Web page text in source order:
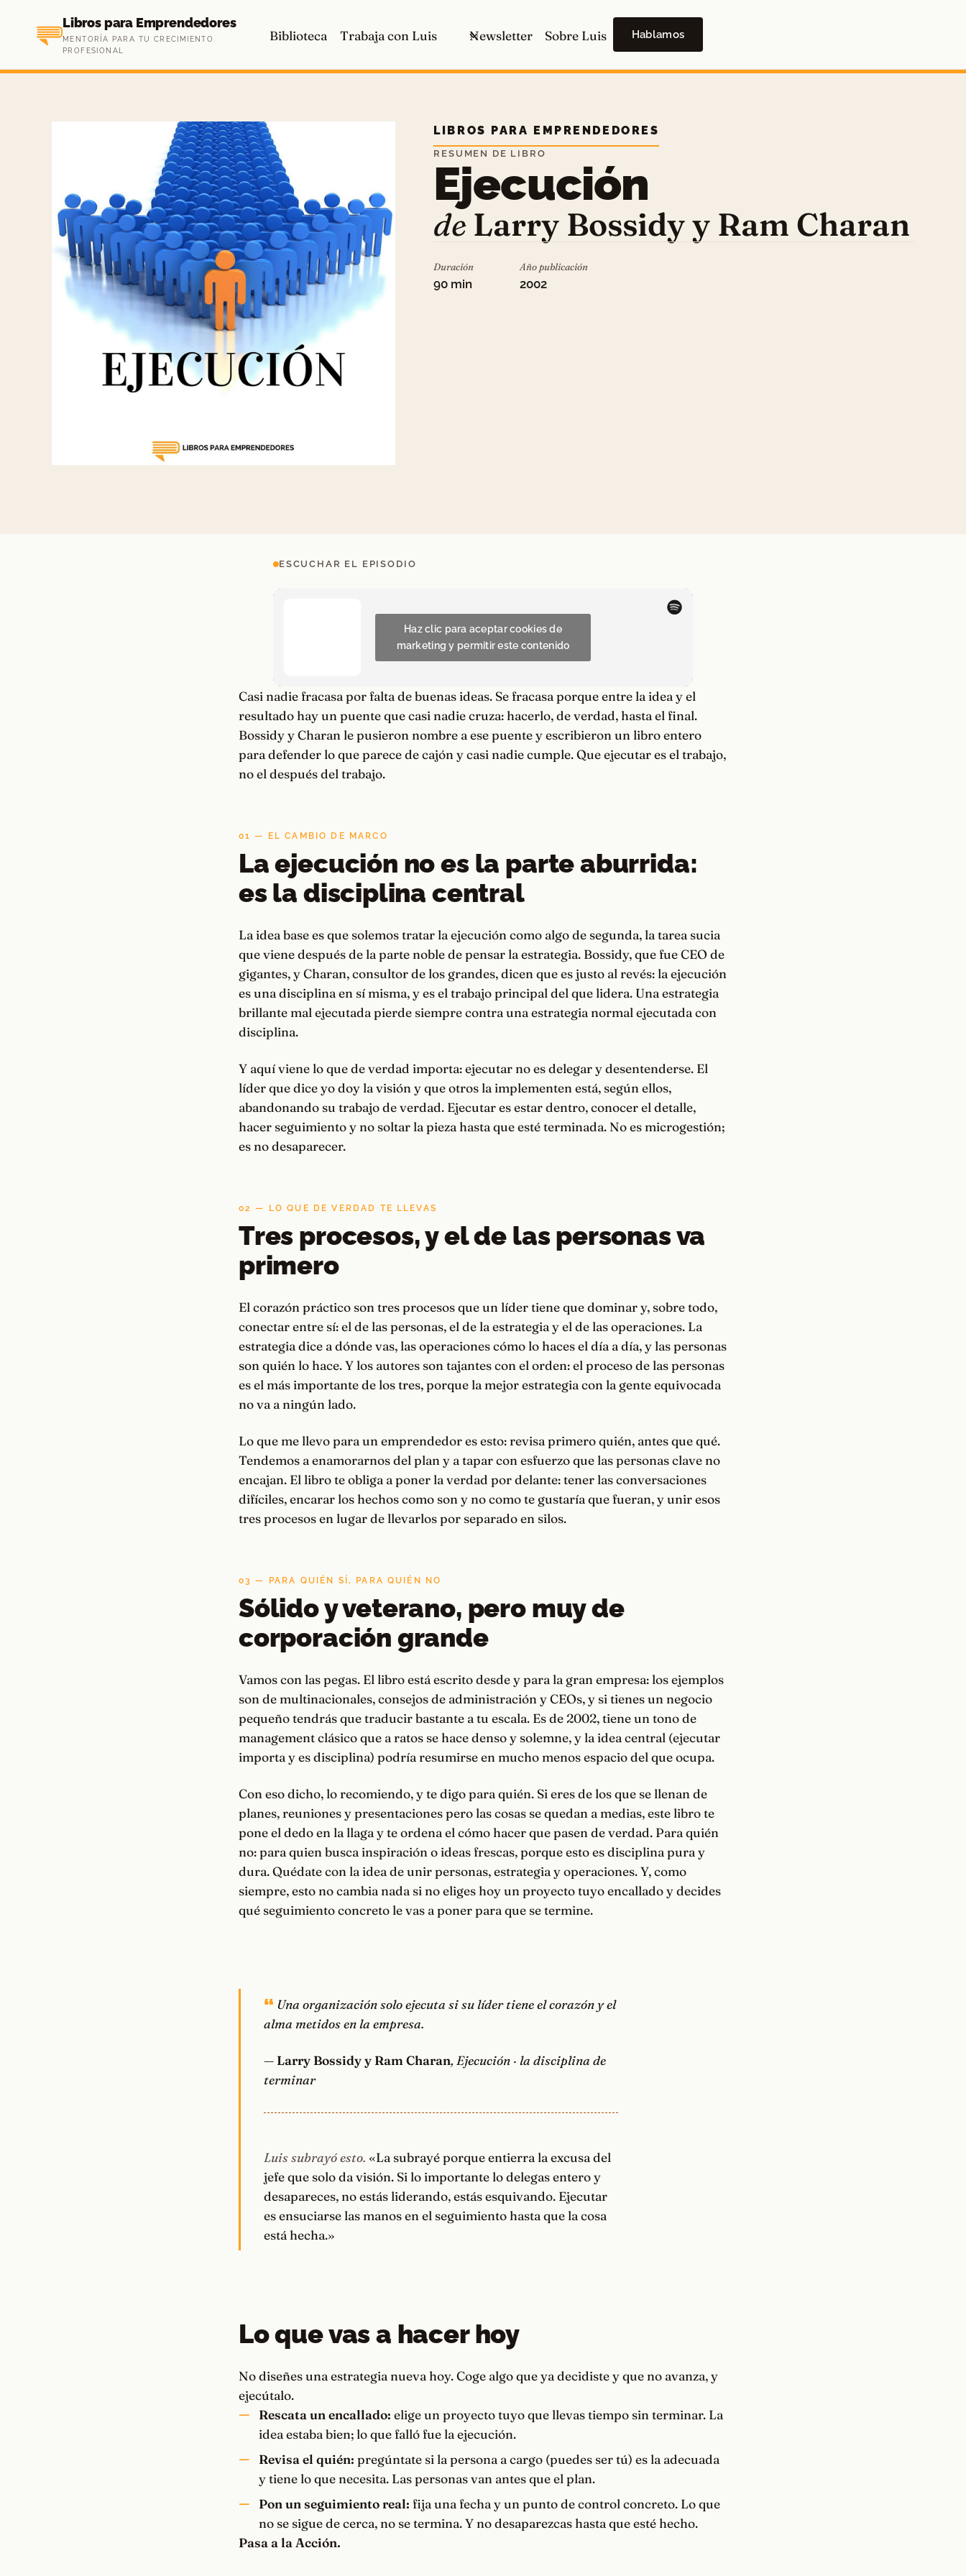
contenido
Libros para Emprendedores
MENTORÍA PARA TU CRECIMIENTO
PROFESIONAL
Biblioteca Trabaja con Luis Newsletter Sobre Luis Hablamos
LIBROS PARA EMPRENDEDORES
RESUMEN DE LIBRO
Ejecución
de Larry Bossidy y Ram Charan
Duración
90 min
Año publicación
2002
ESCUCHAR EL EPISODIO
Haz clic para aceptar cookies de
marketing y permitir este contenido
Casi nadie fracasa por falta de buenas ideas. Se fracasa porque entre la idea y el
resultado hay un puente que casi nadie cruza: hacerlo, de verdad, hasta el final.
Bossidy y Charan le pusieron nombre a ese puente y escribieron un libro entero
para defender lo que parece de cajón y casi nadie cumple. Que ejecutar es el trabajo,
no el después del trabajo.
01 — EL CAMBIO DE MARCO
La ejecución no es la parte aburrida:
es la disciplina central
La idea base es que solemos tratar la ejecución como algo de segunda, la tarea sucia
que viene después de la parte noble de pensar la estrategia. Bossidy, que fue CEO de
gigantes, y Charan, consultor de los grandes, dicen que es justo al revés: la ejecución
es una disciplina en sí misma, y es el trabajo principal del que lidera. Una estrategia
brillante mal ejecutada pierde siempre contra una estrategia normal ejecutada con
disciplina.
Y aquí viene lo que de verdad importa: ejecutar no es delegar y desentenderse. El
líder que dice yo doy la visión y que otros la implementen está, según ellos,
abandonando su trabajo de verdad. Ejecutar es estar dentro, conocer el detalle,
hacer seguimiento y no soltar la pieza hasta que esté terminada. No es microgestión;
es no desaparecer.
02 — LO QUE DE VERDAD TE LLEVAS
Tres procesos, y el de las personas va
primero
El corazón práctico son tres procesos que un líder tiene que dominar y, sobre todo,
conectar entre sí: el de las personas, el de la estrategia y el de las operaciones. La
estrategia dice a dónde vas, las operaciones cómo lo haces el día a día, y las personas
son quién lo hace. Y los autores son tajantes con el orden: el proceso de las personas
es el más importante de los tres, porque la mejor estrategia con la gente equivocada
no va a ningún lado.
Lo que me llevo para un emprendedor es esto: revisa primero quién, antes que qué.
Tendemos a enamorarnos del plan y a tapar con esfuerzo que las personas clave no
encajan. El libro te obliga a poner la verdad por delante: tener las conversaciones
difíciles, encarar los hechos como son y no como te gustaría que fueran, y unir esos
tres procesos en lugar de llevarlos por separado en silos.
03 — PARA QUIÉN SÍ, PARA QUIÉN NO
Sólido y veterano, pero muy de
corporación grande
Vamos con las pegas. El libro está escrito desde y para la gran empresa: los ejemplos
son de multinacionales, consejos de administración y CEOs, y si tienes un negocio
pequeño tendrás que traducir bastante a tu escala. Es de 2002, tiene un tono de
management clásico que a ratos se hace denso y solemne, y la idea central (ejecutar
importa y es disciplina) podría resumirse en mucho menos espacio del que ocupa.
Con eso dicho, lo recomiendo, y te digo para quién. Si eres de los que se llenan de
planes, reuniones y presentaciones pero las cosas se quedan a medias, este libro te
pone el dedo en la llaga y te ordena el cómo hacer que pasen de verdad. Para quién
no: para quien busca inspiración o ideas frescas, porque esto es disciplina pura y
dura. Quédate con la idea de unir personas, estrategia y operaciones. Y, como
siempre, esto no cambia nada si no eliges hoy un proyecto tuyo encallado y decides
qué seguimiento concreto le vas a poner para que se termine.
Una organización solo ejecuta si su líder tiene el corazón y el
alma metidos en la empresa.
— Larry Bossidy y Ram Charan, Ejecución · la disciplina de
terminar
Luis subrayó esto. «La subrayé porque entierra la excusa del
jefe que solo da visión. Si lo importante lo delegas entero y
desapareces, no estás liderando, estás esquivando. Ejecutar
es ensuciarse las manos en el seguimiento hasta que la cosa
está hecha.»
Lo que vas a hacer hoy
No diseñes una estrategia nueva hoy. Coge algo que ya decidiste y que no avanza, y
ejecútalo.
Rescata un encallado: elige un proyecto tuyo que llevas tiempo sin terminar. La
idea estaba bien; lo que falló fue la ejecución.
Revisa el quién: pregúntate si la persona a cargo (puedes ser tú) es la adecuada
y tiene lo que necesita. Las personas van antes que el plan.
Pon un seguimiento real: fija una fecha y un punto de control concreto. Lo que
no se sigue de cerca, no se termina. Y no desaparezcas hasta que esté hecho.
Pasa a la Acción.